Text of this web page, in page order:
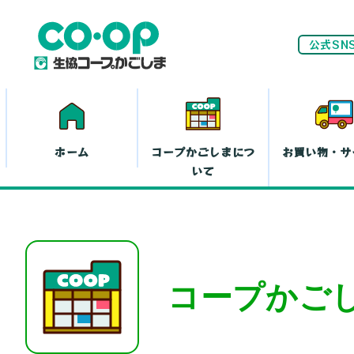
公式
ホーム
コープかごしまにつ
いて
お買い物・
家計(お金)に
まつわる活動
コープかご